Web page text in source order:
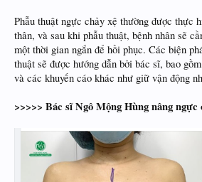
Phẫu thuật ngực chảy xệ thường được thực
thân, và sau khi phẫu thuật, bệnh nhân sẽ
một thời gian ngắn để hồi phục. Các biện
thuật sẽ được hướng dẫn bởi bác sĩ, bao
và các khuyến cáo khác như giữ vận động
>>>>> Bác sĩ Ngô Mộng Hùng nâng ngực